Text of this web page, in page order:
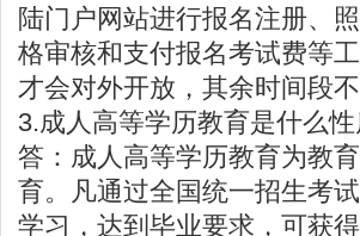
陆门户网站进行报名注册、
格审核和支付报名考试费等
才会对外开放，其余时间段不
3.成人高等学历教育是什么
答：成人高等学历教育为教
育。凡通过全国统一招生考
学习，达到毕业要求，可获